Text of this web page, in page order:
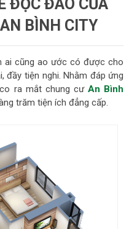
ĐỘC ĐÁO CỦA
BÌNH CITY
ai cũng ao ước có được cho
đầy tiện nghi. Nhằm đáp ứng
ra mắt chung cư An Bình
trăm tiện ích đẳng cấp.